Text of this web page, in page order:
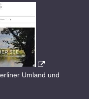
Umland und